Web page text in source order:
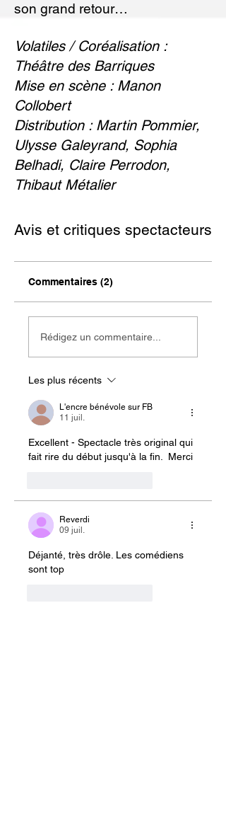
son grand retour…
Volatiles / Coréalisation :
Théâtre des Barriques
Mise en scène : Manon
Collobert
Distribution : Martin Pommier,
Ulysse Galeyrand, Sophia
Belhadi, Claire Perrodon,
Thibaut Métalier
Avis et critiques spectacteurs
Commentaires (2)
Rédigez un commentaire...
Les plus récents
L'encre bénévole sur FB
11 juil.
Excellent - Spectacle très original qui
fait rire du début jusqu'à la fin.  Merci
Reverdi
09 juil.
Déjanté, très drôle. Les comédiens
sont top